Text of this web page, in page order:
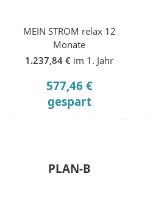
MEIN STROM relax 12
Monate
1.237,84 € im 1. Jahr
577,46 €
gespart
PLAN-B